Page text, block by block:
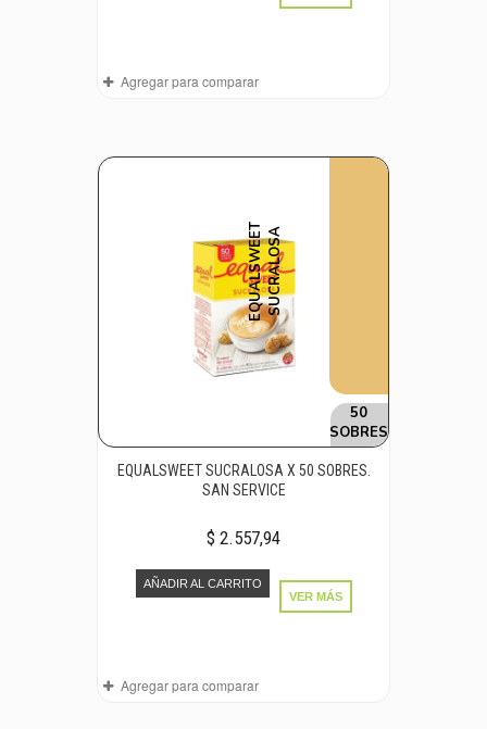
Agregar para comparar
E
Q
U
A
L
S
W
E
E
T
S
U
C
R
A
L
O
SA
50
SOBRES
EQUALSWEET SUCRALOSA X 50 SOBRES.
SAN SERVICE
$ 2.557,94
AÑADIR AL CARRITO
VER MÁS
Agregar para comparar